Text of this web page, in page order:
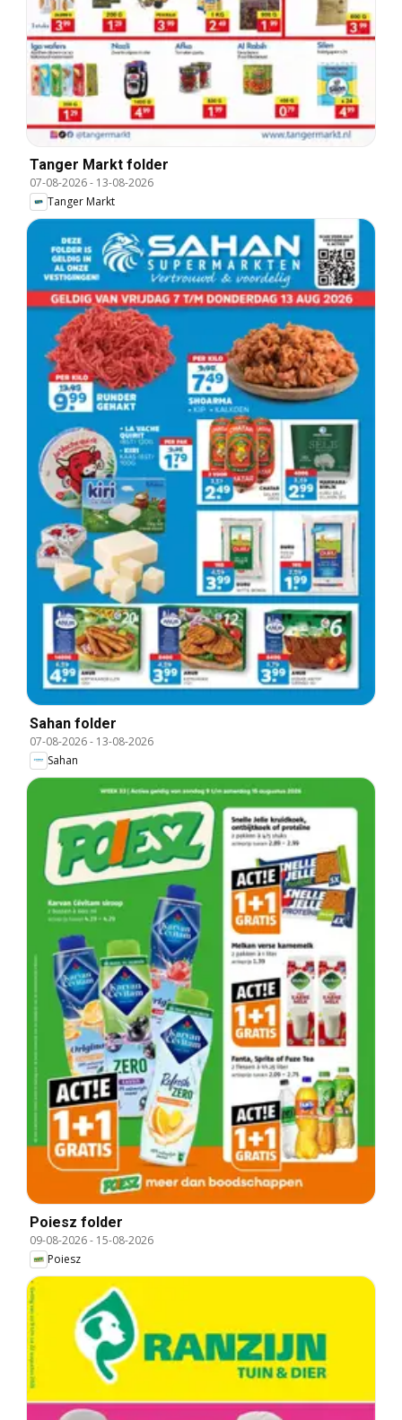
Tanger Markt folder
07-08-2026- 13-08-2026
Tanger Markt
Sahan folder
07-08-2026- 13-08-2026
Sahan
Poiesz folder
09-08-2026- 15-08-2026
Poiesz